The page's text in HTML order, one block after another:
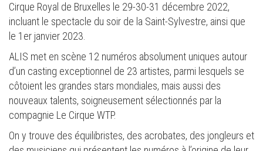
Cirque Royal de Bruxelles le 29-30-31 décembre 2022,
incluant le spectacle du soir de la Saint-Sylvestre, ainsi que
le 1er janvier 2023.
ALIS met en scène 12 numéros absolument uniques autour
d’un casting exceptionnel de 23 artistes, parmi lesquels se
côtoient les grandes stars mondiales, mais aussi des
nouveaux talents, soigneusement sélectionnés par la
compagnie Le Cirque WTP.
On y trouve des équilibristes, des acrobates, des jongleurs et